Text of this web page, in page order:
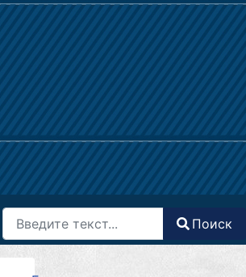
Поиск
Type 2 or more characters for results.
Поиск